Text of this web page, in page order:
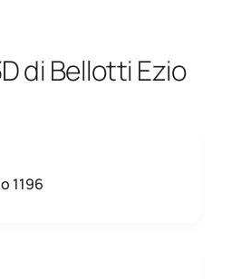
di Bellotti Ezio
1196